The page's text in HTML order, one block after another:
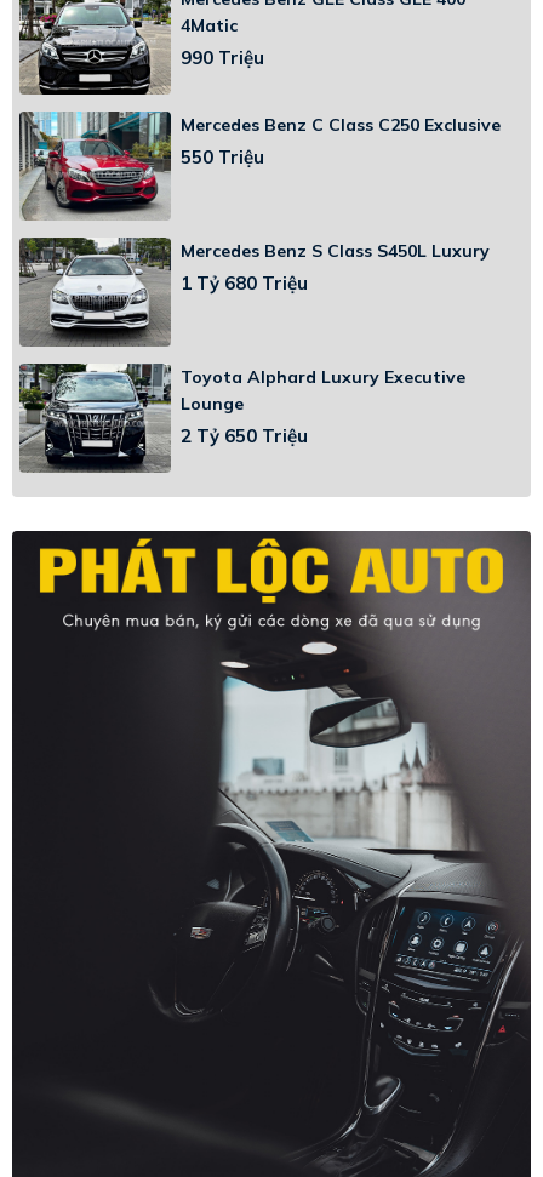
4Matic
990 Triệu
Mercedes Benz C Class C250 Exclusive
550 Triệu
Mercedes Benz S Class S450L Luxury
1 Tỷ 680 Triệu
Toyota Alphard Luxury Executive
Lounge
2 Tỷ 650 Triệu